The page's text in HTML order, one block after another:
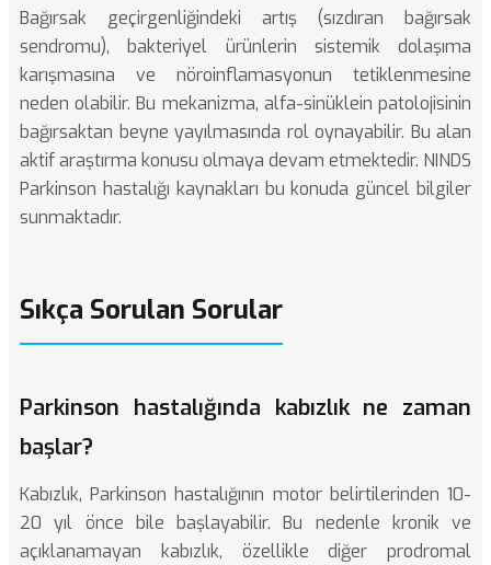
Bağırsak geçirgenliğindeki artış (sızdıran bağırsak
sendromu), bakteriyel ürünlerin sistemik dolaşıma
karışmasına ve nöroinflamasyonun tetiklenmesine
neden olabilir. Bu mekanizma, alfa-sinüklein patolojisinin
bağırsaktan beyne yayılmasında rol oynayabilir. Bu alan
aktif araştırma konusu olmaya devam etmektedir. NINDS
Parkinson hastalığı kaynakları bu konuda güncel bilgiler
sunmaktadır.
Sıkça Sorulan Sorular
Parkinson hastalığında kabızlık ne zaman
başlar?
Kabızlık, Parkinson hastalığının motor belirtilerinden 10-
20 yıl önce bile başlayabilir. Bu nedenle kronik ve
açıklanamayan kabızlık, özellikle diğer prodromal